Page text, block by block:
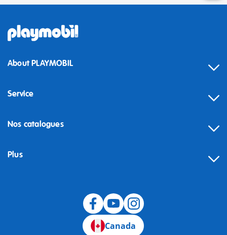
About PLAYMOBIL
Service
Nos catalogues
Plus
Canada